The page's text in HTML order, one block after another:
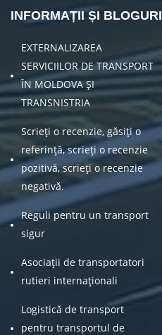
INFORMAȚII ȘI BLOGURI
EXTERNALIZAREA
SERVICIILOR DE TRANSPORT
ÎN MOLDOVA ȘI
TRANSNISTRIA
Scrieți o recenzie, găsiți o
referință, scrieți o recenzie
pozitivă, scrieți o recenzie
negativă.
Reguli pentru un transport
sigur
Asociații de transportatori
rutieri internaționali
Logistică de transport
pentru transportul de